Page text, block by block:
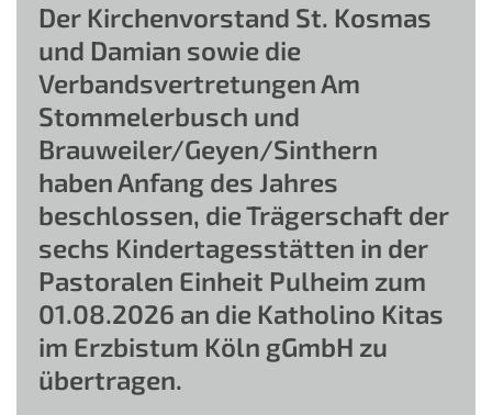
Der Kirchenvorstand St. Kosmas
und Damian sowie die
Verbandsvertretungen Am
Stommelerbusch und
Brauweiler/Geyen/Sinthern
haben Anfang des Jahres
beschlossen, die Trägerschaft der
sechs Kindertagesstätten in der
Pastoralen Einheit Pulheim zum
01.08.2026 an die Katholino Kitas
im Erzbistum Köln gGmbH zu
übertragen.